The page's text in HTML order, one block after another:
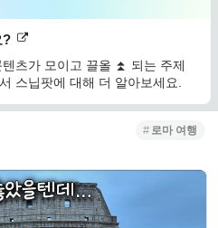
?
츠가 모이고 끌올 ⏫ 되는 주제
스닙팟에 대해 더 알아보세요.
로마 여행